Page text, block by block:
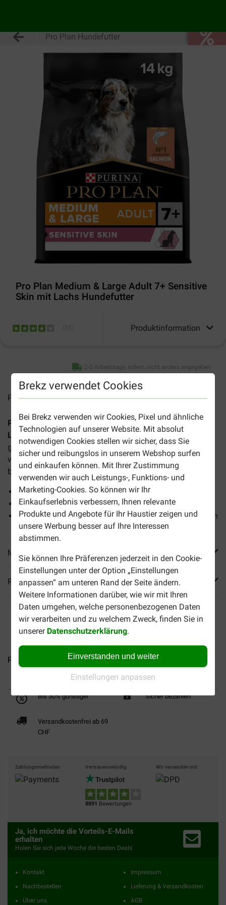
Brekz verwendet Cookies
Bei Brekz verwenden wir Cookies, Pixel und ähnliche
Technologien auf unserer Website. Mit absolut
notwendigen Cookies stellen wir sicher, dass Sie
sicher und reibungslos in unserem Webshop surfen
und einkaufen können. Mit Ihrer Zustimmung
verwenden wir auch Leistungs-, Funktions- und
Marketing-Cookies. So können wir Ihr
Einkaufserlebnis verbessern, Ihnen relevante
Produkte und Angebote für Ihr Haustier zeigen und
unsere Werbung besser auf Ihre Interessen
abstimmen.
Sie können Ihre Präferenzen jederzeit in den Cookie-
Einstellungen unter der Option „Einstellungen
anpassen“ am unteren Rand der Seite ändern.
Weitere Informationen darüber, wie wir mit Ihren
Daten umgehen, welche personenbezogenen Daten
wir verarbeiten und zu welchem Zweck, finden Sie in
unserer Datenschutzerklärung.
Einverstanden und weiter
Einstellungen anpassen
Pro Plan Hundefutter
Pro Plan Medium & Large Adult 7+ Sensitive
Skin mit Lachs Hundefutter
Produktinformation
2-5 Arbeitstage, sofern nicht anders angegeben
Preise inkl. MwSt zzgl.Versandkosten
Pro Plan Medium & Large Adult 7+ Sensitive Skin mit
Lachs Hundefutterist ein speziell abgestimmtes,
getreidefreies Futter für Ihren älteren Hund ab einem Alter
von 7 Jahren, das dazu beiträgt, dass Ihr Hund fit und vital
bleibt.
Stärkt das Immunsystem
Unterstützt die Gelenke
Speziell für mittlere und große Hunderassen ab 7 Jahren
Mehr Produktinfos
Reviews
Pro Plan Large Robust Puppy... Pro Plan Medium Adult...
Bis 30% günstiger Sicher bezahlen
Versandkostenfrei ab 69
CHF
Zahlungsmethoden Vertrauenswürdig
8891 Bewertungen
Wir versenden mit
Ja, ich möchte die Vorteils-E-Mails
erhalten
Holen Sie sich jede Woche die besten Deals
Kontakt
Nachbestellen
Über uns
Impressum
Lieferung & Versandkosten
AGB